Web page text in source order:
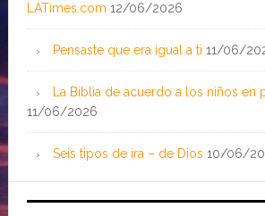
LATimes.com 12/06/2026
Pensaste que era igual a ti 11/06/
La Biblia de acuerdo a los niños en
11/06/2026
Seis tipos de ira – de Dios 10/06/